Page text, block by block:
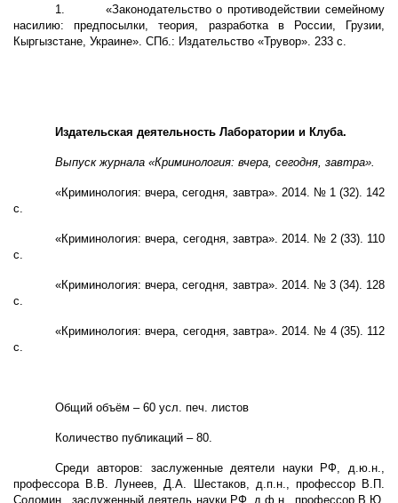
1.
«Законодательство о противодействии семейному
насилию: предпосылки, теория, разработка в России, Грузии,
Кыргызстане, Украине». СПб.: Издательство «Трувор». 233 с.
Издательская деятельность Лаборатории и Клуба.
Выпуск журнала «Криминология: вчера, сегодня, завтра».
«Криминология: вчера, сегодня, завтра». 2014. № 1 (32). 142
с.
«Криминология: вчера, сегодня, завтра». 2014. № 2 (33). 110
с.
«Криминология: вчера, сегодня, завтра». 2014. № 3 (34). 128
с.
«Криминология: вчера, сегодня, завтра». 2014. № 4 (35). 112
с.
Общий объём – 60 усл. печ. листов
Количество публикаций – 80.
Среди авторов: заслуженные деятели науки РФ, д.ю.н.,
профессора В.В. Лунеев, Д.А. Шестаков, д.п.н., профессор В.П.
Соломин, заслуженный деятель науки РФ, д.ф.н., профессор В.Ю.